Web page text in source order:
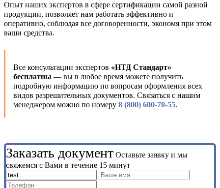
Опыт наших экспертов в сфере сертификации самой разной
продукции, позволяет нам работать эффективно и
оперативно, соблюдая все договоренности, экономя при этом
ваши средства.
Все консультации экспертов «НТД Стандарт»
бесплатны — вы в любое время можете получить
подробную информацию по вопросам оформления всех
видов разрешительных документов. Связаться с нашим
менеджером можно по номеру 8 (800) 600-70-55.
Заказать документ Оставьте заявку и мы
свяжемся с Вами в течение 15 минут